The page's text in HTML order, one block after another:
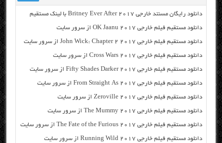
دانلود رایگان مسنتد خارجی Britney Ever After 2017 با لینک مستقیم
دانلود مستقیم فیلم خارجی OK Jaanu 2017 از سرور سایت
دانلود مستقیم فیلم خارجی John Wick: Chapter 2 2017 از سرور سایت
دانلود مستقیم فیلم خارجی Cross Wars 2017 از سرور سایت
دانلود مستقیم فیلم خارجی Fifty Shades Darker 2017 از سرور سایت
دانلود مستقیم فیلم خارجی From Straight As 2017 از سرور سایت
دانلود مستقیم فیلم خارجی Zeroville 2017 از سرور سایت
دانلود مستقیم فیلم خارجی The Mummy 2017 از سرور سایت
دانلود مستقیم فیلم خارجی The Fate of the Furious 2017 از سرور سایت
دانلود مستقیم فیلم خارجی Running Wild 2017 از سرور سایت